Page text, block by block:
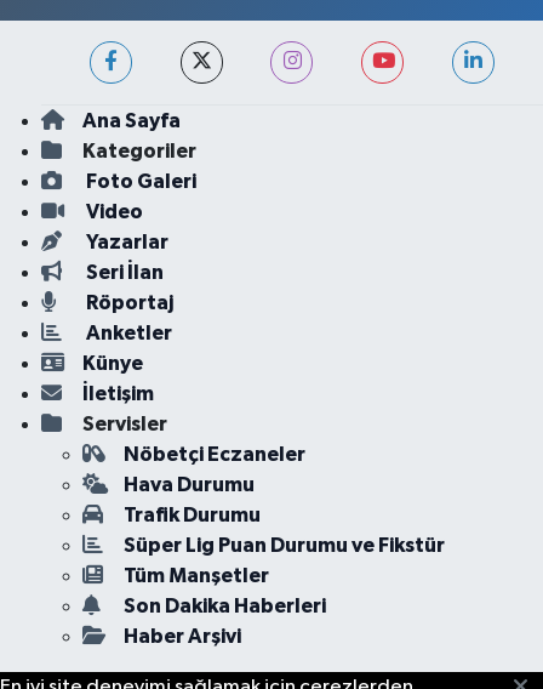
Ana Sayfa
Kategoriler
Foto Galeri
Video
Yazarlar
Seri İlan
Röportaj
Anketler
Künye
İletişim
Servisler
Nöbetçi Eczaneler
Hava Durumu
Trafik Durumu
Süper Lig Puan Durumu ve Fikstür
Tüm Manşetler
Son Dakika Haberleri
Haber Arşivi